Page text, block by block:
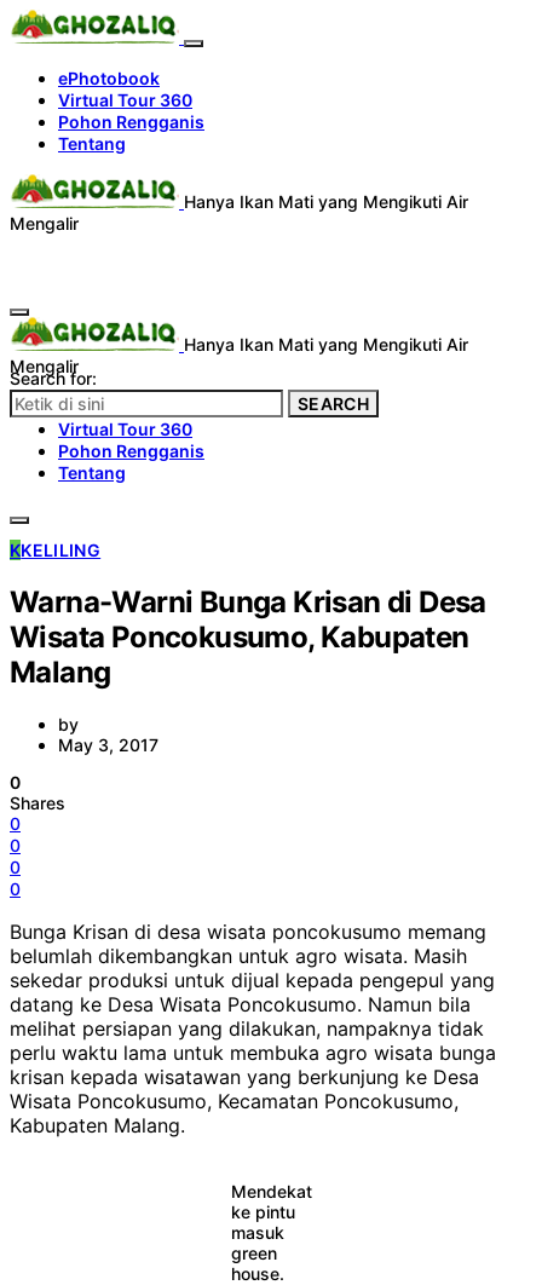
ePhotobook
Virtual Tour 360
Pohon Rengganis
Tentang
Hanya Ikan Mati yang Mengikuti Air
Mengalir
Hanya Ikan Mati yang Mengikuti Air
Mengalir
ePhotobook
Virtual Tour 360
Pohon Rengganis
Tentang
Search for:
SEARCH
KKELILING
Warna-Warni Bunga Krisan di Desa
Wisata Poncokusumo, Kabupaten
Malang
by
May 3, 2017
0
Shares
0
0
0
0
Bunga Krisan di desa wisata poncokusumo memang
belumlah dikembangkan untuk agro wisata. Masih
sekedar produksi untuk dijual kepada pengepul yang
datang ke Desa Wisata Poncokusumo. Namun bila
melihat persiapan yang dilakukan, nampaknya tidak
perlu waktu lama untuk membuka agro wisata bunga
krisan kepada wisatawan yang berkunjung ke Desa
Wisata Poncokusumo, Kecamatan Poncokusumo,
Kabupaten Malang.
Mendekat
ke pintu
masuk
green
house.